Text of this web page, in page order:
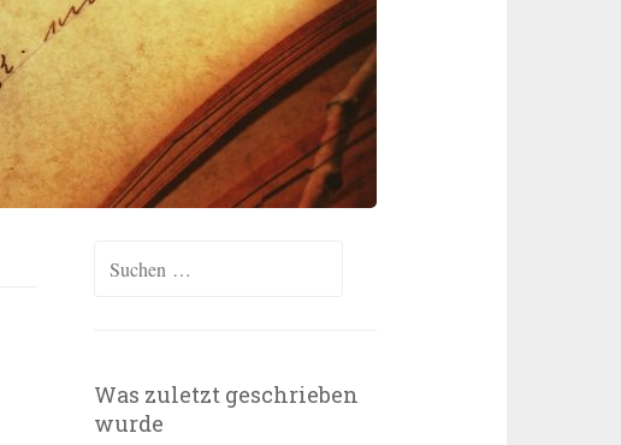
Suchen
Was zuletzt geschrieben
wurde